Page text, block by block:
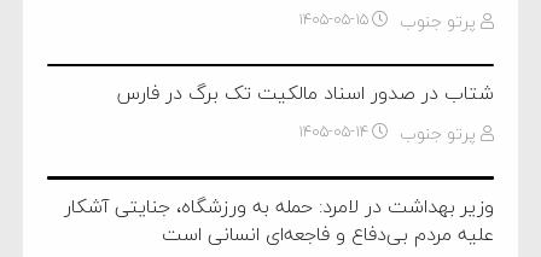
پرتو جنوب ۱۴۰۵-۰۵-۱۵
شتاب در صدور اسناد مالکیت تک برگ در فارس
پرتو جنوب ۱۴۰۵-۰۵-۱۴
وزیر بهداشت در لامرد: حمله به ورزشگاه، جنایتی آشکار
علیه مردم بی‌دفاع و فاجعه‌ای انسانی است